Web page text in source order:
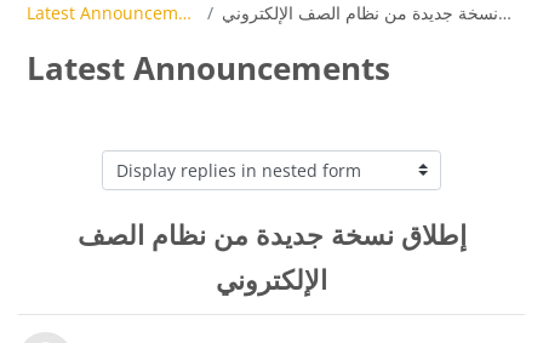
Latest Announcements إطلاق نسخة جديدة من نظام الصف الإلكتروني
Latest Announcements
Display mode
إطلاق نسخة جديدة من نظام الصف
الإلكتروني